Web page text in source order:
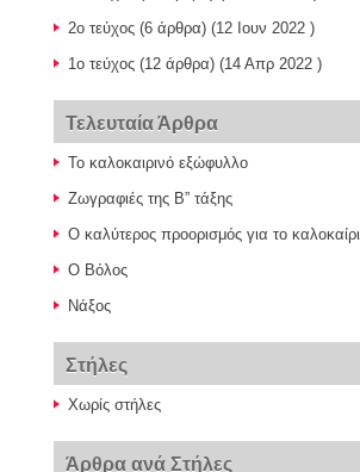
2o τεύχος (6 άρθρα) (12 Ιουν 2022 )
1ο τεύχος (12 άρθρα) (14 Απρ 2022 )
Τελευταία Άρθρα
Το καλοκαιρινό εξώφυλλο
Ζωγραφιές της Β” τάξης
Ο καλύτερος προορισμός για το καλοκαίρι
Ο Βόλος
Νάξος
Στήλες
Χωρίς στήλες
Άρθρα ανά Στήλες